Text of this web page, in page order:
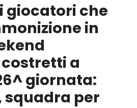
giocatori che
in
a
giornata:
squadra per